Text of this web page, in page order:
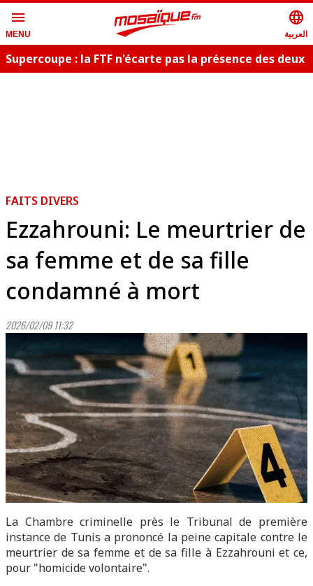
menu
MENU
language
العربية
Supercoupe : la FTF n'écarte pas la présence des deux
FAITS DIVERS
Ezzahrouni: Le meurtrier de
sa femme et de sa fille
condamné à mort
2026/02/09 11:32
La Chambre criminelle près le Tribunal de première
instance de Tunis a prononcé la peine capitale contre le
meurtrier de sa femme et de sa fille à Ezzahrouni et ce,
pour "homicide volontaire".